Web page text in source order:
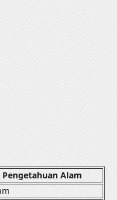
Alam